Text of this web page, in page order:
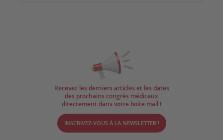
Recevez les derniers articles et les dates
des prochains congrès médicaux
directement dans votre boite mail !
INSCRIVEZ-VOUS À LA NEWSLETTER !